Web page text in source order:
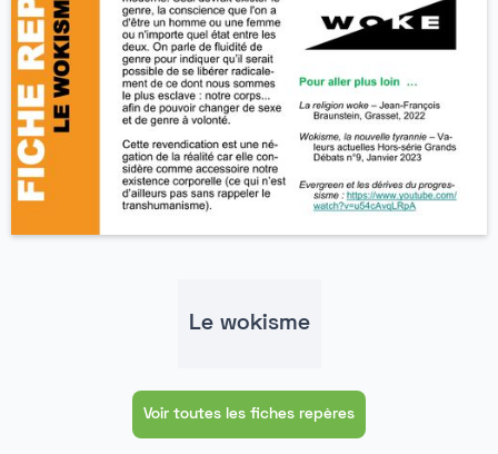
Le wokisme
Voir toutes les fiches repères